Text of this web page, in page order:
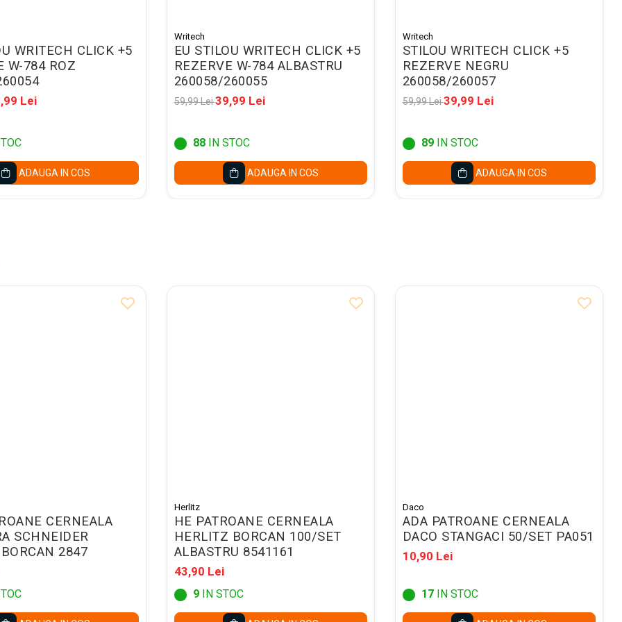
WRITECH CLICK +5
W-784 ROZ
Lei
ADAUGA IN COS
Writech
EU STILOU WRITECH CLICK +5
REZERVE W-784 ALBASTRU
260058/260055
59,99 Lei39,99 Lei
88IN STOC
ADAUGA IN COS
Writech
STILOU WRITECH CLICK +5
REZERVE NEGRU
260058/260057
59,99 Lei39,99 Lei
89IN STOC
ADAUGA IN COS
CERNEALA
SCHNEIDER
2847
Herlitz
HE PATROANE CERNEALA
HERLITZ BORCAN 100/SET
ALBASTRU 8541161
43,90 Lei
9IN STOC
Daco
ADA PATROANE CERNEALA
DACO STANGACI 50/SET PA051
10,90 Lei
17IN STOC